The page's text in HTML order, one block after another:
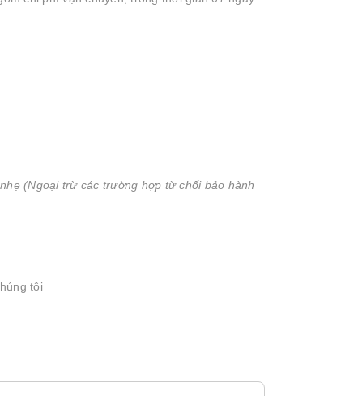
(Ngoại trừ các trường hợp từ chối bảo hành
tôi